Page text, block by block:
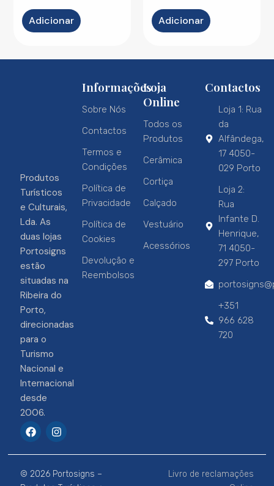
Adicionar Adicionar
Produtos
Turísticos
e Culturais,
Lda. As
duas lojas
Portosigns
estão
situadas na
Ribeira do
Porto,
direcionadas
para o
Turismo
Nacional e
Internacional
desde
2006.
F
a
e
b
o
I
n
t
a
g
Informações
Sobre Nós
Contactos
Termos e
Condições
Política de
Privacidade
Política de
Cookies
Devolução e
Reembolsos
Loja
Online
Todos os
Produtos
Cerâmica
Cortiça
Calçado
Vestuário
Acessórios
Contactos
Loja 1: Rua
da
Alfândega,
17 4050-
029 Porto
Loja 2:
Rua
Infante D.
Henrique,
71 4050-
297 Porto
+351
966 628
720
© 2026 Portosigns –
Livro de reclamações